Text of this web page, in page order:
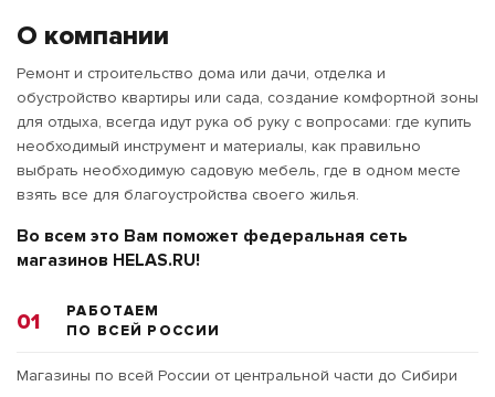
01
РАБОТАЕМ
ПО ВСЕЙ РОССИИ
Магазины по всей России от центральной части до Сибири
О компании
Ремонт и строительство дома или дачи, отделка и
обустройство квартиры или сада, создание комфортной зоны
для отдыха, всегда идут рука об руку с вопросами: где купить
необходимый инструмент и материалы, как правильно
выбрать необходимую садовую мебель, где в одном месте
взять все для благоустройства своего жилья.
Во всем это Вам поможет федеральная сеть
магазинов HELAS.RU!